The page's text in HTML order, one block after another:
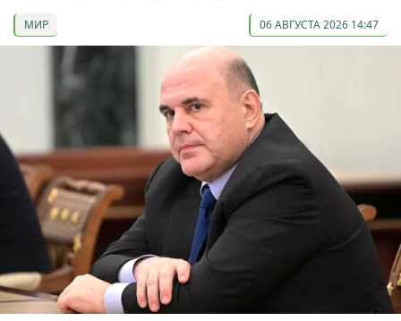
МИР 06 АВГУСТА 2026 14:47